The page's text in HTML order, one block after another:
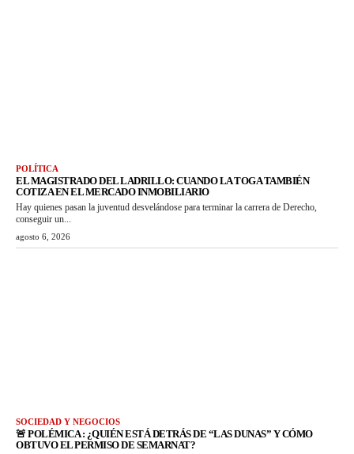
POLÍTICA
EL MAGISTRADO DEL LADRILLO: CUANDO LA TOGA TAMBIÉN
COTIZA EN EL MERCADO INMOBILIARIO
Hay quienes pasan la juventud desvelándose para terminar la carrera de Derecho,
conseguir un...
agosto 6, 2026
SOCIEDAD Y NEGOCIOS
🚨 POLÉMICA : ¿QUIÉN ESTÁ DETRÁS DE “LAS DUNAS” Y CÓMO
OBTUVO EL PERMISO DE SEMARNAT?